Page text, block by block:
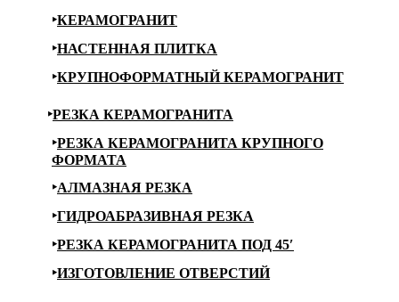
КЕРАМОГРАНИТ
НАСТЕННАЯ ПЛИТКА
КРУПНОФОРМАТНЫЙ КЕРАМОГРАНИТ
РЕЗКА КЕРАМОГРАНИТА
РЕЗКА КЕРАМОГРАНИТА КРУПНОГО
ФОРМАТА
АЛМАЗНАЯ РЕЗКА
ГИДРОАБРАЗИВНАЯ РЕЗКА
РЕЗКА КЕРАМОГРАНИТА ПОД 45′
ИЗГОТОВЛЕНИЕ ОТВЕРСТИЙ